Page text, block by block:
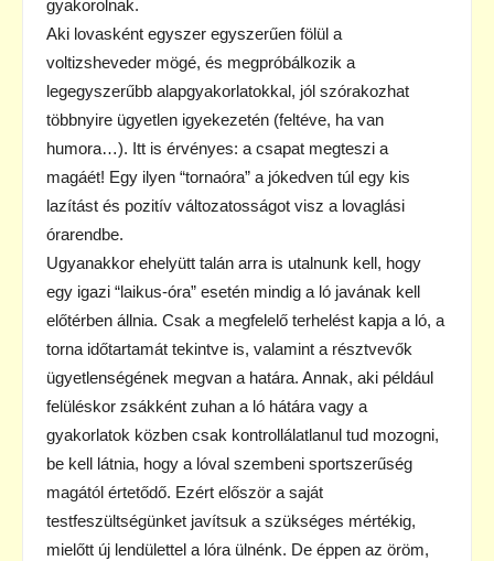
gyakorolnak.
Aki lovasként egyszer egyszerűen fölül a
voltizsheveder mögé, és megpróbálkozik a
legegyszerűbb alapgyakorlatokkal, jól szórakozhat
többnyire ügyetlen igyekezetén (feltéve, ha van
humora…). Itt is érvényes: a csapat megteszi a
magáét! Egy ilyen “tornaóra” a jókedven túl egy kis
lazítást és pozitív változatosságot visz a lovaglási
órarendbe.
Ugyanakkor ehelyütt talán arra is utalnunk kell, hogy
egy igazi “laikus-óra” esetén mindig a ló javának kell
előtérben állnia. Csak a megfelelő terhelést kapja a ló, a
torna időtartamát tekintve is, valamint a résztvevők
ügyetlenségének megvan a határa. Annak, aki például
felüléskor zsákként zuhan a ló hátára vagy a
gyakorlatok közben csak kontrollálatlanul tud mozogni,
be kell látnia, hogy a lóval szembeni sportszerűség
magától értetődő. Ezért először a saját
testfeszültségünket javítsuk a szükséges mértékig,
mielőtt új lendülettel a lóra ülnénk. De éppen az öröm,